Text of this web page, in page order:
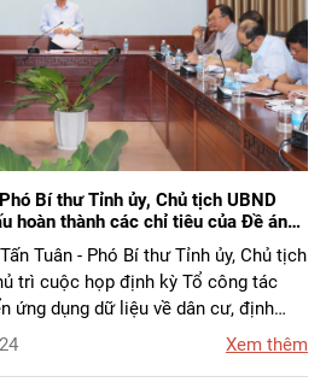
Bí thư Tỉnh ủy, Chủ tịch UBND
hoàn thành các chỉ tiêu của Đề án
Tuân - Phó Bí thư Tỉnh ủy, Chủ tịch
trì cuộc họp định kỳ Tổ công tác
ứng dụng dữ liệu về dân cư, định
vụ chuyển đổi số quốc gia giai
đến năm 2030 tỉnh Khánh Hòa (Đề
Xem thêm